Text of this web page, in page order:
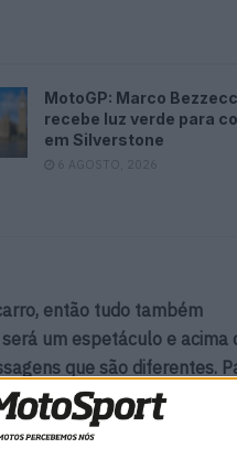
MotoGP: Marco
recebe luz verde para
em Silverstone
6 AGOSTO, 2026
então tudo também
um espetáculo e acima
que são diferentes.
e o Fernando Alonso é um